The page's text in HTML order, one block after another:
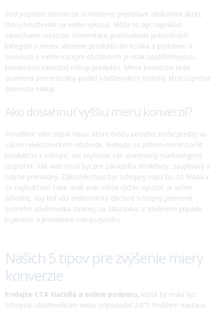
Pod pojmom konverzia si môžeme predstaviť akúkoľvek akciu,
ktorú návštevník na webe vykoná. Môže to byť napríklad
zanechanie recenzie, komentára, prehliadanie jednotlivých
kategórií v menu, vloženie produktu do košíka a podobne. V
súvislosti s elektronickým obchodom je však najdôležitejšou
konverziou samotný nákup produktu. Miera konverzie teda
znamená percentuálny podiel návštevníkov stránky, ktorí úspešne
dokončia nákup.
Ako dosiahnuť vyššiu mieru konverzií?
Poradíme vám zopár tipov, ktoré môžu pomôcť zvýšiť predaj vo
vašom elektronickom obchode. Nebude sa pritom meniť počet
produktov v eshope, ani zvyšovať váš stanovený marketingový
rozpočet. Váš web musí byť pre zákazníka atraktívny, zaujímavý a
najmä prehľadný. Zákazník musí byť schopný nájsť to, čo hľadá v
čo najkratšom čase, inak web môže rýchlo opustiť. Je veľmi
dôležité, aby bol váš elektronický obchod schopný premeniť
bežného návštevníka stránky na zákazníka. V Ideálnom prípade
lojálneho a pravidelne nakupujúceho.
Našich 5 tipov pre zvýšenie miery
konverzie
Pridajte CTA tlačidlá a online podporu, ktorá by mala byť
schopná návštevníkom webu odpovedať 24/7. Problém nastáva